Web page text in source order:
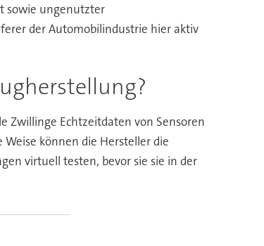
sowie ungenutzter
der Automobilindustrie hier aktiv
Zwillinge Echtzeitdaten von Sensoren
können die Hersteller die
virtuell testen, bevor sie sie in der